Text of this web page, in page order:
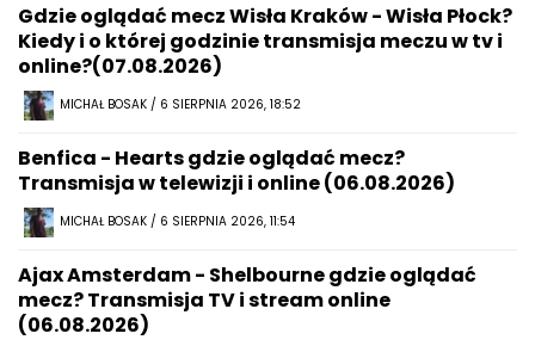
Gdzie oglądać mecz Wisła Kraków - Wisła Płock?
Kiedy i o której godzinie transmisja meczu w tv i
online?(07.08.2026)
MICHAŁ BOSAK / 6 SIERPNIA 2026, 18:52
Benfica - Hearts gdzie oglądać mecz?
Transmisja w telewizji i online (06.08.2026)
MICHAŁ BOSAK / 6 SIERPNIA 2026, 11:54
Ajax Amsterdam - Shelbourne gdzie oglądać
mecz? Transmisja TV i stream online
(06.08.2026)